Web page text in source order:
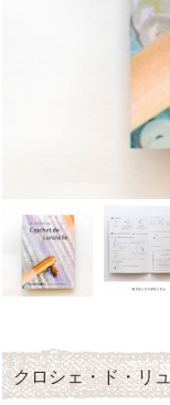
クロシェ・ド・リ